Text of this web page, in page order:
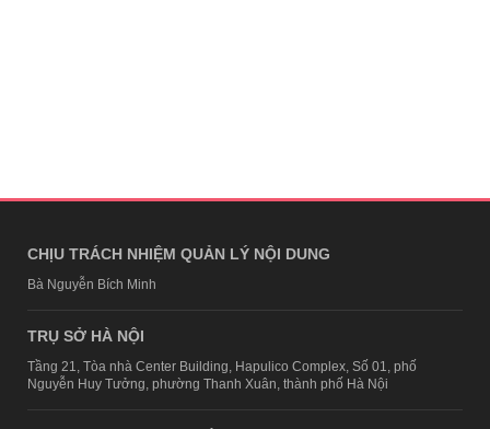
CHỊU TRÁCH NHIỆM QUẢN LÝ NỘI DUNG
Bà Nguyễn Bích Minh
TRỤ SỞ HÀ NỘI
Tầng 21, Tòa nhà Center Building, Hapulico Complex, Số 01, phố
Nguyễn Huy Tưởng, phường Thanh Xuân, thành phố Hà Nội